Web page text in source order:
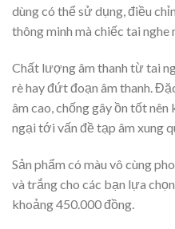
dùng có thể sử dụng, điều
thông minh mà chiếc tai nghe
Chất lượng âm thanh từ tai
rè hay đứt đoạn âm thanh.
âm cao, chống gây ồn tốt
ngại tới vấn đề tạp âm xung
Sản phẩm có màu vô cùng
và trắng cho các bạn lựa
khoảng 450.000 đồng.